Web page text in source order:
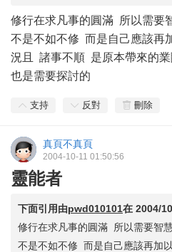
修行在求凡事的圓滿 所以需要
不是不如不修 而是自己應該再
況且 諸事不順 是原本帶來的
也是需要探討的
支持 反對 刪除
真頁不真頁
2004-10-11 01:50:56
靈能者
下面引用由pwd010101在 2004/
修行在求凡事的圓滿 所以需要智
不是不如不修 而是自己應該再加